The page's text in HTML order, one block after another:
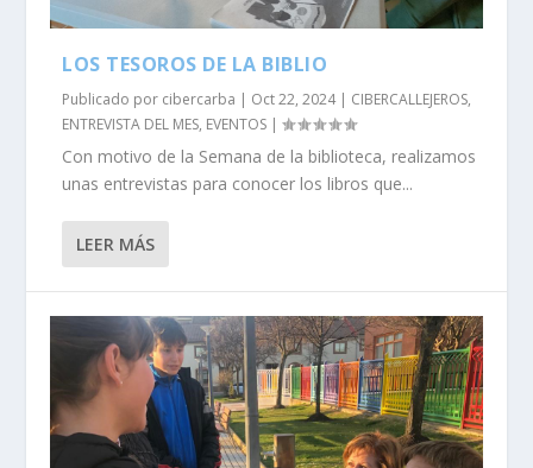
LOS TESOROS DE LA BIBLIO
Publicado por cibercarba | Oct 22, 2024| CIBERCALLEJEROS,
ENTREVISTA DEL MES, EVENTOS |
Con motivo de la Semana de la biblioteca, realizamos
unas entrevistas para conocer los libros que...
LEER MÁS